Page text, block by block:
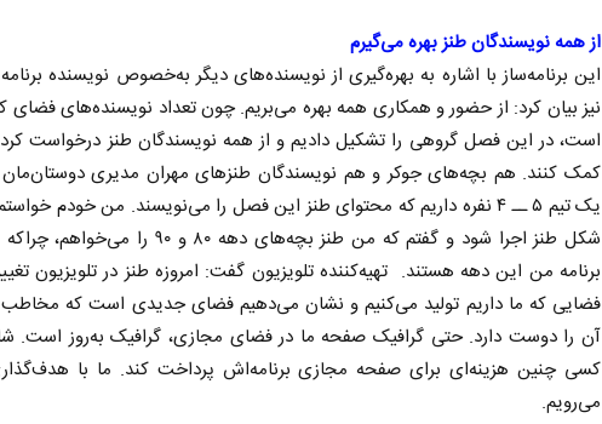
از همه نویسندگان طنز بهره می‌گیرم
این برنامه‌ساز با اشاره به بهره‌گیری از نویسنده‌های دیگر به‌خصوص نویسنده
نیز بیان کرد: از حضور و همکاری همه بهره می‌بریم. چون تعداد نویسنده‌های
است، در این فصل گروهی را تشکیل دادیم و از همه نویسندگان طنز درخواست
کمک کنند. هم بچه‌های جوکر و هم نویسندگان طنزهای مهران مدیری
یک تیم ۵ ــ ۴ نفره داریم که محتوای طنز این فصل را می‌نویسند. من خودم
شکل طنز اجرا شود و گفتم که من طنز بچه‌های دهه ۸۰ و ۹۰
برنامه من این دهه هستند. تهیه‌کننده تلویزیون گفت: امروزه طنز در تلویزیون
فضایی که ما داریم تولید می‌کنیم و نشان می‌دهیم فضای جدیدی است که
آن را دوست دارد. حتی گرافیک صفحه ما در فضای مجازی، گرافیک به‌روز است.
کسی چنین هزینه‌ای برای صفحه مجازی برنامه‌اش پرداخت کند. ما با
می‌رویم.